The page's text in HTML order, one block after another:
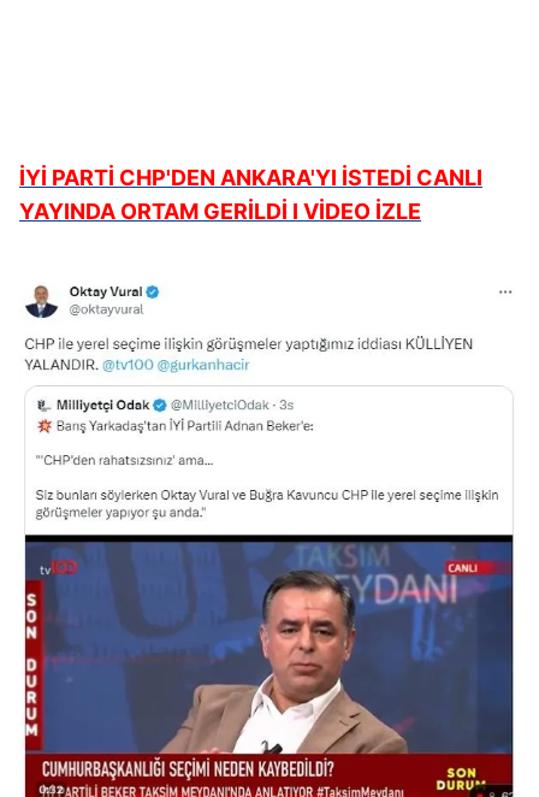
İYİ PARTİ CHP'DEN ANKARA'YI İSTEDİ CANLI
YAYINDA ORTAM GERİLDİ I VİDEO İZLE